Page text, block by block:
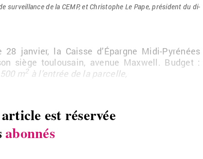
sur­veillance de la CEMP, et Chris­tophe Le Pape, pré­sident du di­
28 jan­vier, la Caisse d’Épargne Midi-Py­ré­nées
siège tou­lou­sain, ave­nue Max­well. Bud­get :
500 m2 à l’en­trée de la par­celle,
est réservée
abonnés